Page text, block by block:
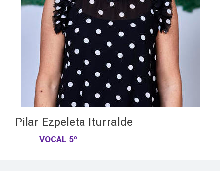
Pilar Ezpeleta Iturralde
VOCAL 5º